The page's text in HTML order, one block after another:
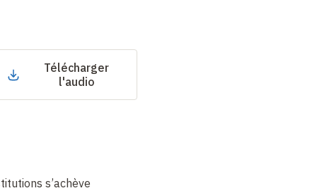
Télécharger
l'audio
s’achève